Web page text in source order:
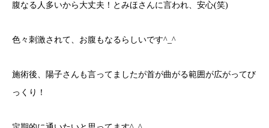
腹なる人多いから大丈夫！とみほさんに言われ、安心(笑)
色々刺激されて、お腹もなるらしいです^_^
施術後、陽子さんも言ってましたが首が曲がる範囲が広がってび
っくり！